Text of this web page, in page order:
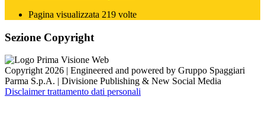
Pagina visualizzata 219 volte
Sezione Copyright
Copyright 2026 | Engineered and powered by Gruppo Spaggiari
Parma S.p.A. | Divisione Publishing & New Social Media
Disclaimer trattamento dati personali